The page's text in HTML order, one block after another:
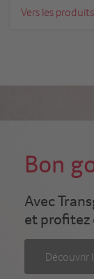
Vers les produits
Bon
Avec
et profitez
Découvrir